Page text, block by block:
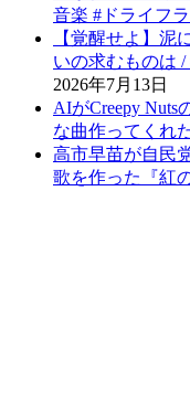
音楽 #ドライフ
【覚醒せよ】泥
いの求むものは /
2026年7月13日
AIがCreepy Nuts
な曲作ってくれ
高市早苗が自民
歌を作った『紅